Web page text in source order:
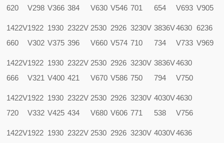
620
V298 V366 384
V630 V546 701
654
V693 V905
1422V
660
1922
V302
1930
V375
2322V
396
2530
V660
2926
V574
3230V
710
3836V
734
4630
V733
6236
V969
1422V
666
1922
V321
1930
V400
2322V
421
2530
V670
2926
V586
3230V
750
3836V
794
4630
V750
1422V
720
1922
V332
1930
V425
2322V
434
2530
V680
2926
V606
3230V
771
4030V
538
4630
V756
1422V1922 1930 2322V 2530 2926 3230V 4030V4636